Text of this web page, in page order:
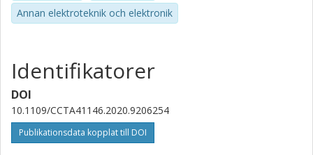
Annan elektroteknik och elektronik
Identifikatorer
DOI
10.1109/CCTA41146.2020.9206254
Publikationsdata kopplat till DOI